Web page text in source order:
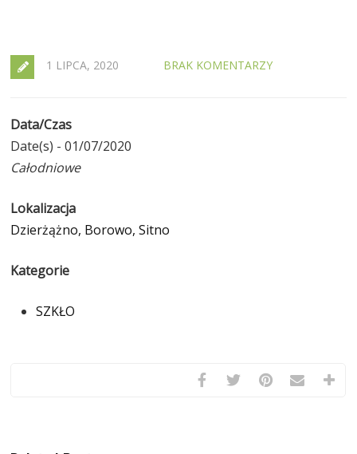
1 LIPCA, 2020 BRAK KOMENTARZY
Data/Czas
Date(s) - 01/07/2020
Całodniowe
Lokalizacja
Dzierżążno, Borowo, Sitno
Kategorie
SZKŁO